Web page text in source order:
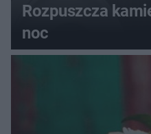
Rozpuszcza
noc